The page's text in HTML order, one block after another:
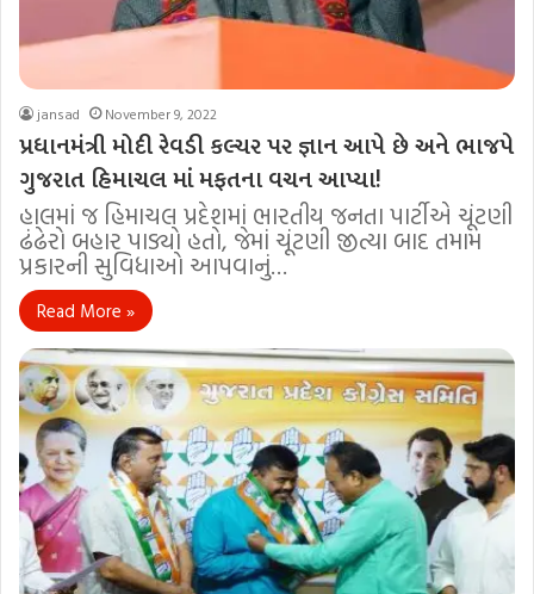
jansad November 9, 2022
પ્રધાનમંત્રી મોદી રેવડી કલ્ચર પર જ્ઞાન આપે છે અને ભાજપે
ગુજરાત હિમાચલ માં મફતના વચન આપ્યા!
હાલમાં જ હિમાચલ પ્રદેશમાં ભારતીય જનતા પાર્ટીએ ચૂંટણી
ઢંઢેરો બહાર પાડ્યો હતો, જેમાં ચૂંટણી જીત્યા બાદ તમામ
પ્રકારની સુવિધાઓ આપવાનું…
Read More »